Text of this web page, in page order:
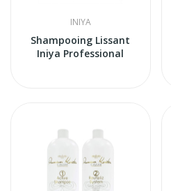
INIYA
Shampooing Lissant
Iniya Professional